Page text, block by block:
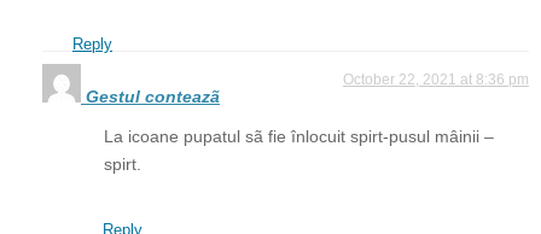
Reply
Gestul conteazã
October 22, 2021 at 8:36 pm
La icoane pupatul sã fie înlocuit spirt-pusul mâinii –
spirt.
Reply